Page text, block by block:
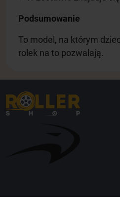
Podsumowanie
To model, na którym
rolek na to pozwalają.